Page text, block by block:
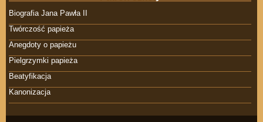
Biografia Jana Pawła II
Twórczość papieża
Anegdoty o papieżu
Pielgrzymki papieża
Beatyfikacja
Kanonizacja